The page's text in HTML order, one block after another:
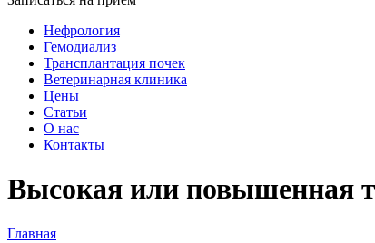
Нефрология
Гемодиализ
Трансплантация почек
Ветеринарная клиника
Цены
Статьи
О нас
Контакты
Высокая или повышенная
Главная